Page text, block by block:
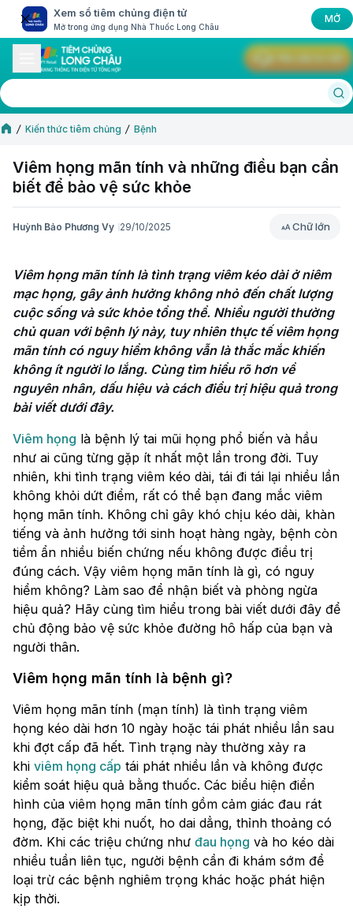
Xem sổ tiêm chủng điện tử
Mở trong ứng dụng Nhà Thuốc Long Châu
MỞ
Kiến thức tiêm chủng Bệnh
Viêm họng mãn tính và những điều bạn cần
biết để bảo vệ sức khỏe
Huỳnh Bảo Phương Vy 29/10/2025 Chữ lớn
Chữ lớn
Viêm họng mãn tính là tình trạng viêm kéo dài ở niêm
mạc họng, gây ảnh hưởng không nhỏ đến chất lượng
cuộc sống và sức khỏe tổng thể. Nhiều người thường
chủ quan với bệnh lý này, tuy nhiên thực tế viêm họng
mãn tính có nguy hiểm không vẫn là thắc mắc khiến
không ít người lo lắng. Cùng tìm hiểu rõ hơn về
nguyên nhân, dấu hiệu và cách điều trị hiệu quả trong
bài viết dưới đây.
Viêm họng là bệnh lý tai mũi họng phổ biến và hầu
như ai cũng từng gặp ít nhất một lần trong đời. Tuy
nhiên, khi tình trạng viêm kéo dài, tái đi tái lại nhiều lần
không khỏi dứt điểm, rất có thể bạn đang mắc viêm
họng mãn tính. Không chỉ gây khó chịu kéo dài, khàn
tiếng và ảnh hưởng tới sinh hoạt hàng ngày, bệnh còn
tiềm ẩn nhiều biến chứng nếu không được điều trị
đúng cách. Vậy viêm họng mãn tính là gì, có nguy
hiểm không? Làm sao để nhận biết và phòng ngừa
hiệu quả? Hãy cùng tìm hiểu trong bài viết dưới đây để
chủ động bảo vệ sức khỏe đường hô hấp của bạn và
người thân.
Viêm họng mãn tính là bệnh gì?
Viêm họng mãn tính (mạn tính) là tình trạng viêm
họng kéo dài hơn 10 ngày hoặc tái phát nhiều lần sau
khi đợt cấp đã hết. Tình trạng này thường xảy ra
khi viêm họng cấp tái phát nhiều lần và không được
kiểm soát hiệu quả bằng thuốc. Các biểu hiện điển
hình của viêm họng mãn tính gồm cảm giác đau rát
họng, đặc biệt khi nuốt, ho dai dẳng, thỉnh thoảng có
đờm. Khi các triệu chứng như đau họng và ho kéo dài
nhiều tuần liên tục, người bệnh cần đi khám sớm để
loại trừ các bệnh nghiêm trọng khác hoặc phát hiện
kịp thời.